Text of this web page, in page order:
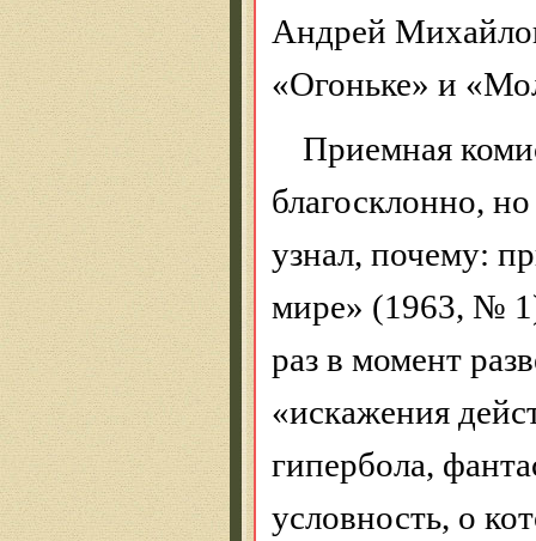
Андрей
«Огоньке» и
Приемная
благосклонно,
узнал, почему:
мире» (1963, № 1)
раз в момент
«искажения
гипербола,
условность, о